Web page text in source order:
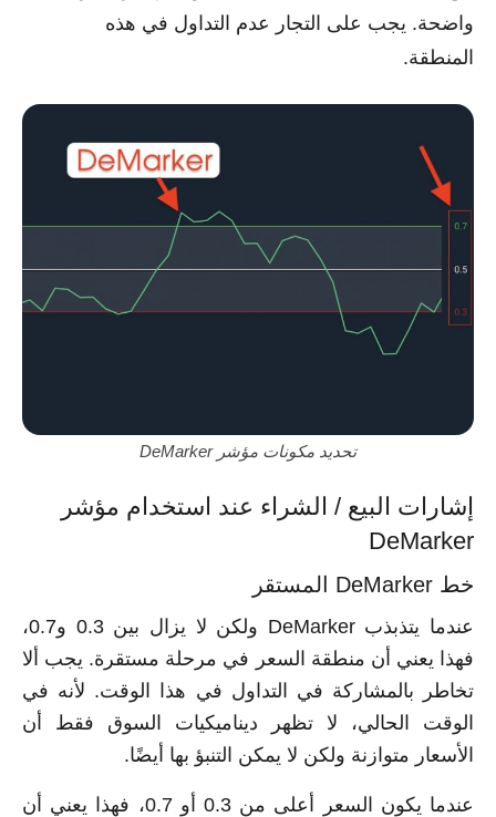
واضحة. يجب على التجار عدم التداول في هذه
المنطقة.
تحديد مكونات مؤشر DeMarker
إشارات البيع / الشراء عند استخدام مؤشر
DeMarker
خط DeMarker المستقر
عندما يتذبذب DeMarker ولكن لا يزال بين 0.3 و0.7،
فهذا يعني أن منطقة السعر في مرحلة مستقرة. يجب ألا
تخاطر بالمشاركة في التداول في هذا الوقت. لأنه في
الوقت الحالي، لا تظهر ديناميكيات السوق فقط أن
الأسعار متوازنة ولكن لا يمكن التنبؤ بها أيضًا.
عندما يكون السعر أعلى من 0.3 أو 0.7، فهذا يعني أن